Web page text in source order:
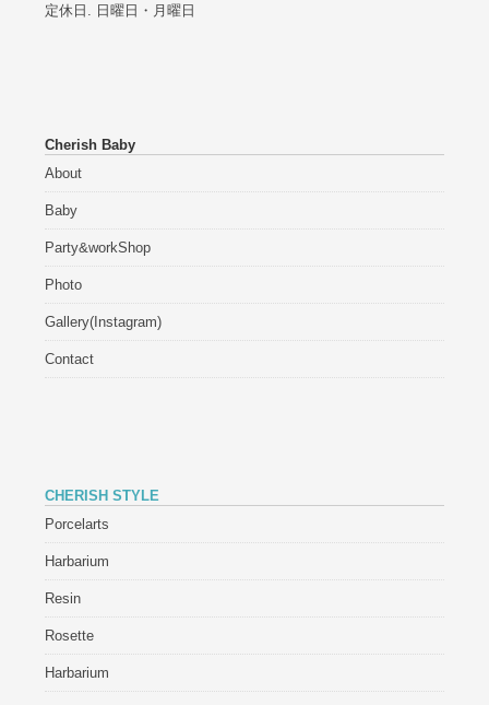
定休日. 日曜日・月曜日
Cherish Baby
About
Baby
Party&workShop
Photo
Gallery(Instagram)
Contact
CHERISH STYLE
Porcelarts
Harbarium
Resin
Rosette
Harbarium